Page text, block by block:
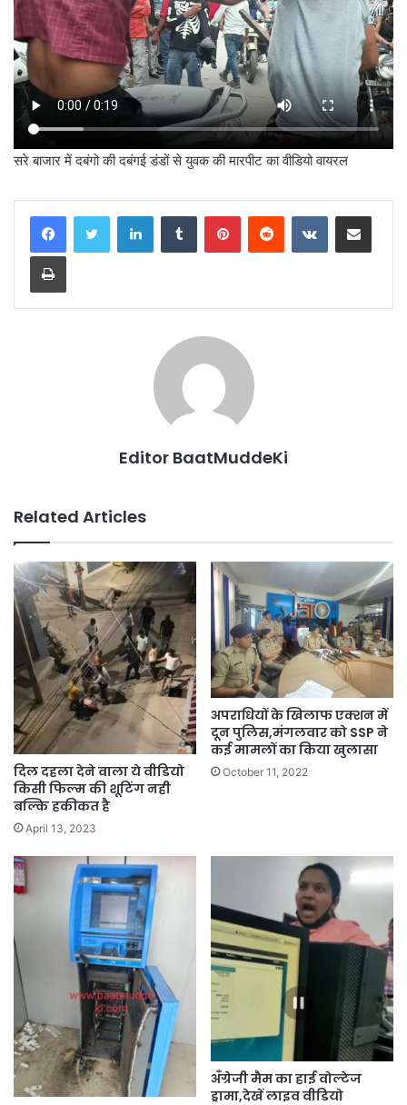
सरे बाजार में दबंगो की दबंगई डंडों से युवक की मारपीट का वीडियो वायरल
LinkedInTumblr PinterestReddit VKontakteShare via Email
Print
Editor BaatMuddeKi
Related Articles
दिल दहला देने वाला ये वीडियो
किसी फिल्म की शूटिंग नही
बल्कि हकीकत है
April 13, 2023
अपराधियों के खिलाफ एक्शन में
दून पुलिस,मंगलवार को SSP ने
कई मामलों का किया खुलासा
October 11, 2022
अँग्रेजी मैम का हाई वोल्टेज
ड्रामा,देखें लाइव वीडियो